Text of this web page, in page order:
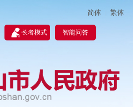
简体 | 繁体
长者模式 智能问答